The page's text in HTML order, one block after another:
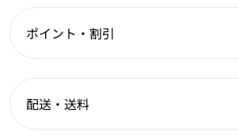
ポイント・割引
配送・送料